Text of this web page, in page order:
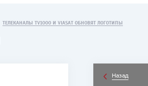
ТЕЛЕКАНАЛЫ TV1000 И VIASAT ОБНОВЯТ ЛОГОТИПЫ
Назад